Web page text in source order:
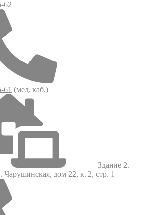
62
61 (мед. каб.)
Здание 2.
Чарушинская, дом 22, к. 2, стр. 1